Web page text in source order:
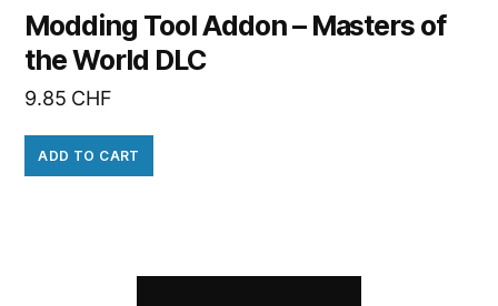
Modding Tool Addon – Masters of
the World DLC
9.85 CHF
ADD TO CART